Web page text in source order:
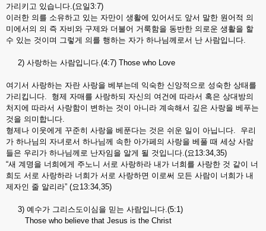
가리키고 있습니다.(요일3:7)
이러한 의를 소유하고 있는 자만이 생활에 있어서도 앞서 말한 원어적 의
미에서의 의 즉 자비와 구제와 더불어 거룩함을 동반한 의로운 생활을 할
수 있는 것이며 그렇게 의를 행하는 자가 하나님께로서 난 사람입니다.
2) 사랑하는 사람입니다.(4:7) Those who Love
여기서 사랑하는 자란 사랑을 베부는데 익숙한 신앙적으로 성숙한 상태를
가리킵니다. 형제 자매를 사랑하되 자신의 여건에 따라서 혹은 상대방의
처지에 따라서 사랑함이 변하는 것이 아니라 계속해서 깊은 사랑을 베푸는
것을 의미합니다.
형제나 이웃에게 꾸준히 사랑을 베푼다는 것은 쉬운 일이 아닙니다. 우리
가 하나님의 자녀로서 하나님께 속한 아가페의 사랑을 베풀 때 세상 사람
들은 우리가 하나님께로 난자임을 알게 될 것입니다.(요13:34,35)
“새 계명을 너희에게 주노니 서로 사랑하라 내가 너희를 사랑한 것 같이 너
희도 서로 사랑하라 너희가 서로 사랑하면 이로써 모든 사람이 너희가 내
제자인 줄 알리라” (요13:34,35)
3) 예수가 그리스도이심을 믿는 사람입니다.(5:1)
Those who believe that Jesus is the Christ